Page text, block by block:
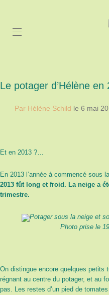
Le potager d’Hélène en
Par Hélène Schild le 6 mai
Et en 2013 ?…
En 2013 l’année à commencé sous
2013 fût long et froid. La neige a
trimestre.
Potager sous la neige et
Photo prise le
On distingue encore quelques petits
régnant au centre du potager, et au
pas. Les restes d’un pied de